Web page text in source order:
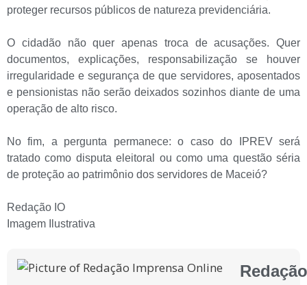
proteger recursos públicos de natureza previdenciária.
O cidadão não quer apenas troca de acusações. Quer
documentos, explicações, responsabilização se houver
irregularidade e segurança de que servidores, aposentados
e pensionistas não serão deixados sozinhos diante de uma
operação de alto risco.
No fim, a pergunta permanece: o caso do IPREV será
tratado como disputa eleitoral ou como uma questão séria
de proteção ao patrimônio dos servidores de Maceió?
Redação IO
Imagem Ilustrativa
Redação